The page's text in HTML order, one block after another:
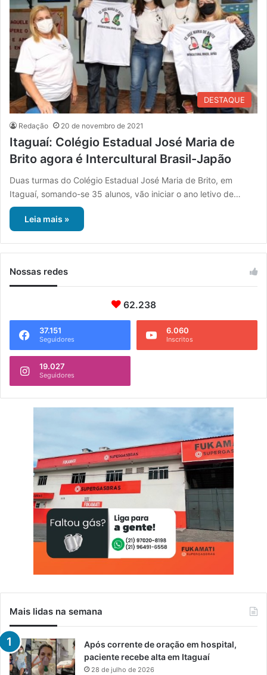
DESTAQUE
Redação 20 de novembro de 2021
Itaguaí: Colégio Estadual José Maria de
Brito agora é Intercultural Brasil-Japão
Duas turmas do Colégio Estadual José Maria de Brito, em
Itaguaí, somando-se 35 alunos, vão iniciar o ano letivo de…
Leia mais »
Nossas redes
62.238
37.151
Seguidores
6.060
Inscritos
19.027
Seguidores
Mais lidas na semana
Após corrente de oração em hospital,
paciente recebe alta em Itaguaí
28 de julho de 2026